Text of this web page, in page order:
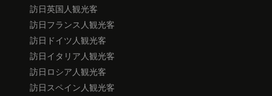
訪日英国人観光客
訪日フランス人観光客
訪日ドイツ人観光客
訪日イタリア人観光客
訪日ロシア人観光客
訪日スペイン人観光客